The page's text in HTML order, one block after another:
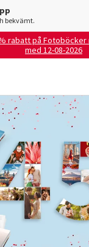
bekvämt.
rabatt på
med 12-08-2026